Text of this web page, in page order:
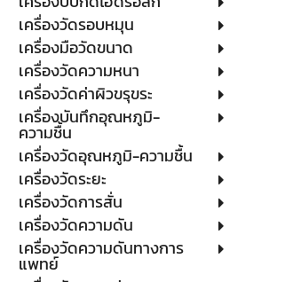
เครื่องวัดรอบหมุน
เครื่องมือวัดขนาด
เครื่องวัดความหนา
เครื่องวัดค่าผิวขรุขระ
เครื่องบันทึกอุณหภูมิ-
ความชื้น
เครื่องวัดอุณหภูมิ-ความชื้น
เครื่องวัดระยะ
เครื่องวัดการสั่น
เครื่องวัดความดัน
เครื่องวัดความดันทางการ
แพทย์